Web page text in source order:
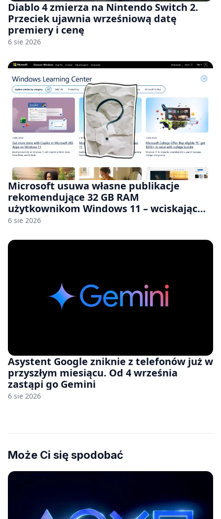
Diablo 4 zmierza na Nintendo Switch 2.
Przeciek ujawnia wrześniową datę
premiery i cenę
6 sie 2026
Microsoft usuwa własne publikacje
rekomendujące 32 GB RAM
użytkownikom Windows 11 – wciskając
nam przy tym komputery z 8 GB RAM po
6 sie 2026
Asystent Google zniknie z telefonów już w
przyszłym miesiącu. Od 4 września
zastąpi go Gemini
6 sie 2026
Może Ci się spodobać